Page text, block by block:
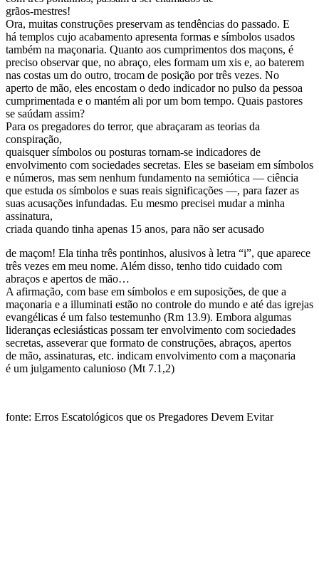
grãos-mestres!
Ora, muitas construções preservam as tendências do passado. E
há templos cujo acabamento apresenta formas e símbolos usados
também na maçonaria. Quanto aos cumprimentos dos maçons, é
preciso observar que, no abraço, eles formam um xis e, ao baterem
nas costas um do outro, trocam de posição por três vezes. No
aperto de mão, eles encostam o dedo indicador no pulso da pessoa
cumprimentada e o mantém ali por um bom tempo. Quais pastores
se saúdam assim?
Para os pregadores do terror, que abraçaram as teorias da
conspiração,
quaisquer símbolos ou posturas tornam-se indicadores de
envolvimento com sociedades secretas. Eles se baseiam em símbolos
e números, mas sem nenhum fundamento na semiótica — ciência
que estuda os símbolos e suas reais significações —, para fazer as
suas acusações infundadas. Eu mesmo precisei mudar a minha
assinatura,
criada quando tinha apenas 15 anos, para não ser acusado
de maçom! Ela tinha três pontinhos, alusivos à letra “i”, que aparece
três vezes em meu nome. Além disso, tenho tido cuidado com
abraços e apertos de mão…
A afirmação, com base em símbolos e em suposições, de que a
maçonaria e a illuminati estão no controle do mundo e até das igrejas
evangélicas é um falso testemunho (Rm 13.9). Embora algumas
lideranças eclesiásticas possam ter envolvimento com sociedades
secretas, asseverar que formato de construções, abraços, apertos
de mão, assinaturas, etc. indicam envolvimento com a maçonaria
é um julgamento calunioso (Mt 7.1,2)
fonte: Erros Escatológicos que os Pregadores Devem Evitar